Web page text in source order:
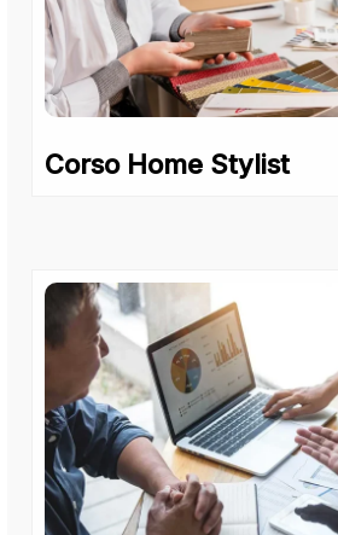
Corso Home Stylist